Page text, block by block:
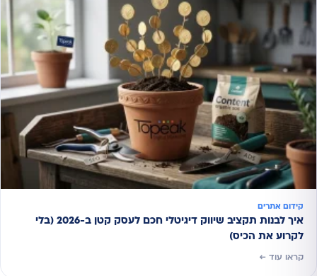
קידום אתרים
איך לבנות תקציב שיווק דיגיטלי חכם לעסק קטן ב-2026 (בלי
לקרוע את הכיס)
קראו עוד ←